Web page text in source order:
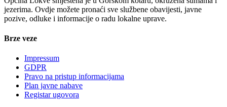
jezerima. Ovdje možete pronaći sve službene obavijesti, javne
pozive, odluke i informacije o radu lokalne uprave.
Brze veze
Impressum
GDPR
Pravo na pristup informacijama
Plan javne nabave
Registar ugovora